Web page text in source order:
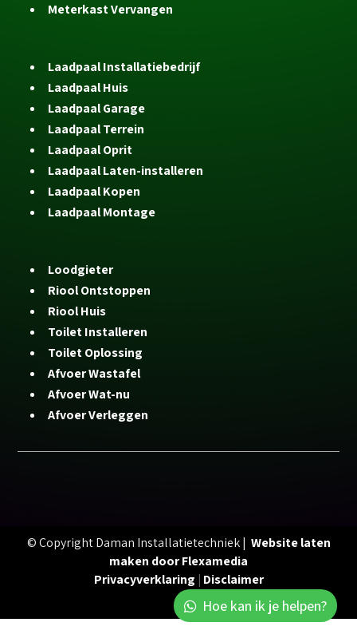
Meterkast Vervangen
Laadpaal Installatiebedrijf
Laadpaal Huis
Laadpaal Garage
Laadpaal Terrein
Laadpaal Oprit
Laadpaal Laten-installeren
Laadpaal Kopen
Laadpaal Montage
Loodgieter
Riool Ontstoppen
Riool Huis
Toilet Installeren
Toilet Oplossing
Afvoer Wastafel
Afvoer Wat-nu
Afvoer Verleggen
© Copyright Daman Installatietechniek | Website laten
maken door Flexamedia
Hoe kan ik je helpen?
Privacyverklaring | Disclaimer